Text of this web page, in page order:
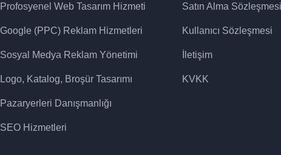
Profosyenel Web Tasarım Hizmeti
Google (PPC) Reklam Hizmetleri
Sosyal Medya Reklam Yönetimi
Logo, Katalog, Broşür Tasarımı
Pazaryerleri Danışmanlığı
SEO Hizmetleri
Satın Alma Sözleşmesi
Kullanıcı Sözleşmesi
İletişim
KVKK